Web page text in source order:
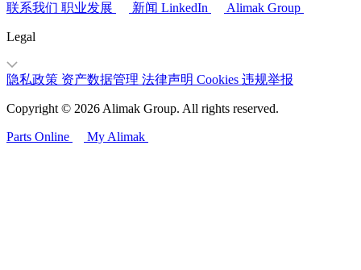
联系我们 职业发展 新闻 LinkedIn Alimak Group
Legal
隐私政策 资产数据管理 法律声明 Cookies 违规举报
Copyright © 2026 Alimak Group. All rights reserved.
Parts Online My Alimak